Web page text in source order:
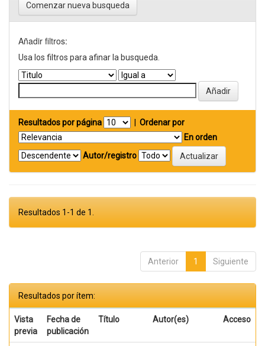
Comenzar nueva busqueda
Añadir filtros:
Usa los filtros para afinar la busqueda.
Resultados por página
Ordenar por
En orden
Autor/registro
Resultados 1-1 de 1.
Anterior 1 Siguiente
Resultados por ítem:
Vista
previa
Fecha de
publicación
Título Autor(es) Acceso